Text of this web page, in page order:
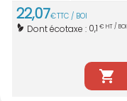
22,07€TTC / BOI
Dont écotaxe : 0,1 € HT / BOI